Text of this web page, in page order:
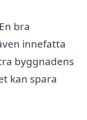
bra
innefatta
byggnadens
kan spara